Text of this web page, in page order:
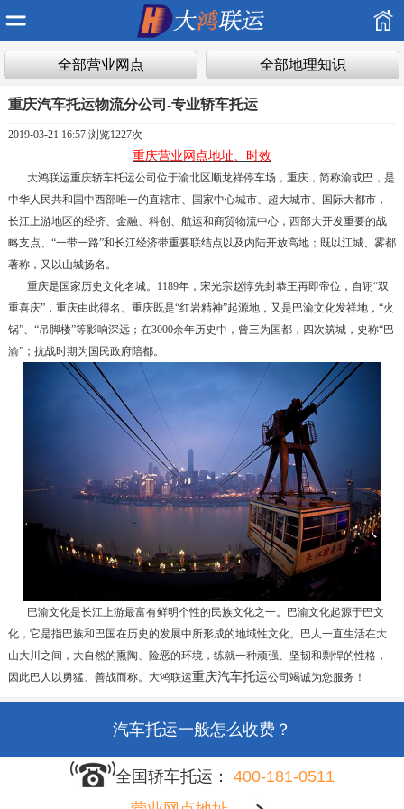
全部营业网点 全部地理知识
重庆汽车托运物流分公司-专业轿车托运
2019-03-21 16:57 浏览1227次
重庆营业网点地址、时效
大鸿联运重庆轿车托运公司位于渝北区顺龙祥停车场，重庆，简称渝或巴，是
中华人民共和国中西部唯一的直辖市、国家中心城市、超大城市、国际大都市，
长江上游地区的经济、金融、科创、航运和商贸物流中心，西部大开发重要的战
略支点、“一带一路”和长江经济带重要联结点以及内陆开放高地；既以江城、雾都
著称，又以山城扬名。
重庆是国家历史文化名城。1189年，宋光宗赵惇先封恭王再即帝位，自诩“双
重喜庆”，重庆由此得名。重庆既是“红岩精神”起源地，又是巴渝文化发祥地，“火
锅”、“吊脚楼”等影响深远；在3000余年历史中，曾三为国都，四次筑城，史称“巴
渝”；抗战时期为国民政府陪都。
巴渝文化是长江上游最富有鲜明个性的民族文化之一。巴渝文化起源于巴文
化，它是指巴族和巴国在历史的发展中所形成的地域性文化。巴人一直生活在大
山大川之间，大自然的熏陶、险恶的环境，练就一种顽强、坚韧和剽悍的性格，
因此巴人以勇猛、善战而称。大鸿联运重庆汽车托运公司竭诚为您服务！
轿车托运要多少天？
汽车托运一般怎么收费？
车辆托运收费标准？
全国轿车托运：
400-181-0511